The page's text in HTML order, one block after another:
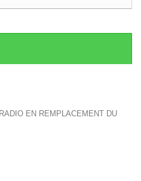
EN REMPLACEMENT DU